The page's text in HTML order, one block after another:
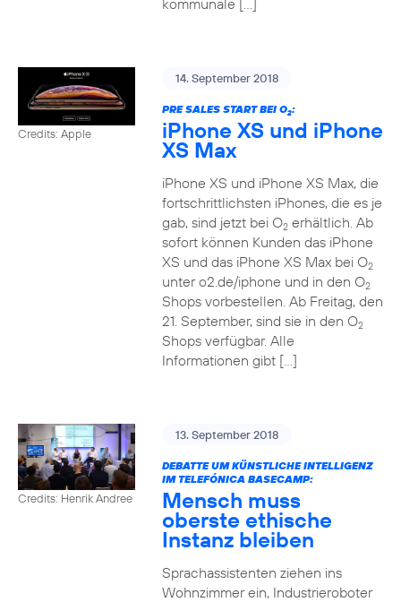
kommunale […]
Credits: Apple
14. September 2018
PRE SALES START BEI O2:
iPhone XS und iPhone
XS Max
iPhone XS und iPhone XS Max, die
fortschrittlichsten iPhones, die es je
gab, sind jetzt bei O2erhältlich. Ab
sofort können Kunden das iPhone
XS und das iPhone XS Max bei O2
unter o2.de/iphone und in den O2
Shops vorbestellen. Ab Freitag, den
21. September, sind sie in den O2
Shops verfügbar. Alle
Informationen gibt […]
Credits: Henrik Andree
13. September 2018
DEBATTE UM KÜNSTLICHE INTELLIGENZ
IM TELEFÓNICA BASECAMP:
Mensch muss
oberste ethische
Instanz bleiben
Sprachassistenten ziehen ins
Wohnzimmer ein, Industrieroboter